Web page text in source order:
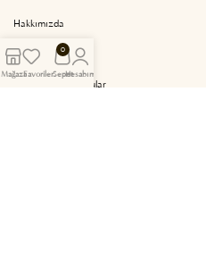
Hakkımızda
İptal ve İade
Sıkça Sorulan Sorular
MağazaFavoriler
0
SepetHesabım